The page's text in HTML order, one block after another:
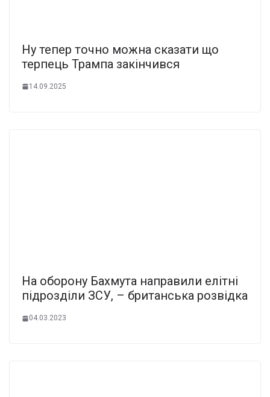
Ну тепер точно можна сказати що
терпець Трампа закінчився
14.09.2025
На оборону Бахмута направили елітні
підрозділи ЗСУ, – британська розвідка
04.03.2023